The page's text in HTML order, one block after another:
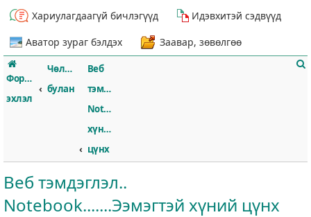
Хариулагдаагүй бичлэгүүд
Идэвхитэй сэдвүүд
Аватор зураг бэлдэх
Заавар, зөвөлгөө
Форумын
эхлэл
Чөлөөт
булан
Веб
тэмдэглэл..
Notebook.......Ээмэгтэй
хүний
цүнх
Веб тэмдэглэл..
Notebook.......Ээмэгтэй хүний цүнх